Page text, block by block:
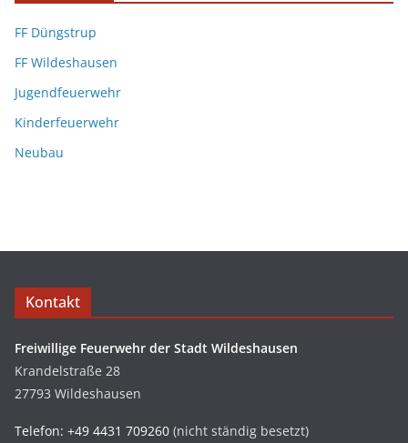
FF Düngstrup
FF Wildeshausen
Jugendfeuerwehr
Kinderfeuerwehr
Neubau
Kontakt
Freiwillige Feuerwehr der Stadt Wildeshausen
Krandelstraße 28
27793 Wildeshausen
Telefon: +49 4431 709260 (nicht ständig besetzt)